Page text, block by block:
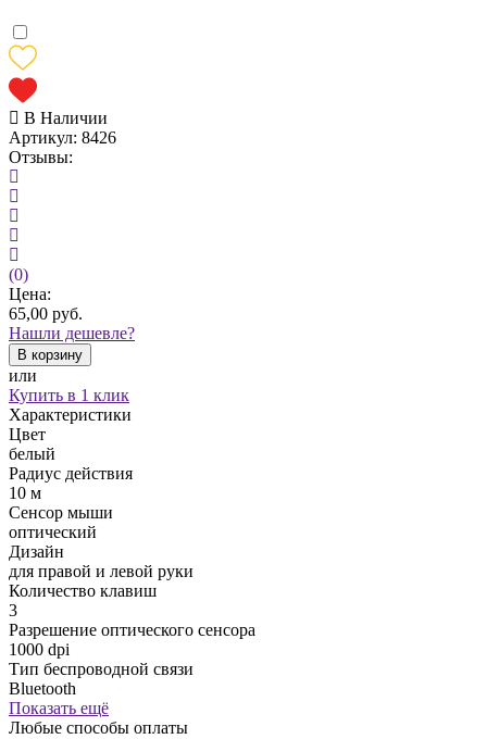
В Наличии
Артикул: 8426
Отзывы:
(0)
Цена:
65,00 руб.
Нашли дешевле?
В корзину
или
Купить в 1 клик
Характеристики
Цвет
белый
Радиус действия
10 м
Сенсор мыши
оптический
Дизайн
для правой и левой руки
Количество клавиш
3
Разрешение оптического сенсора
1000 dpi
Тип беспроводной связи
Bluetooth
Показать ещё
Любые способы оплаты